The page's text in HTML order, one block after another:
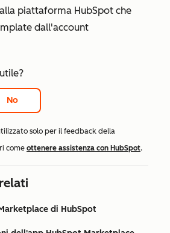
piattaforma HubSpot che
dall'account
No
solo per il feedback della
come ottenere assistenza con HubSpot.
di HubSpot